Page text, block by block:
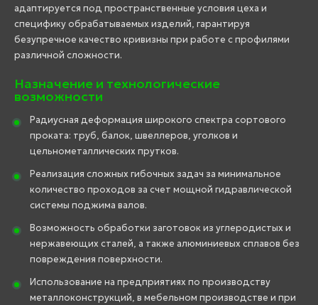
адаптируется под пространственные условия цеха и
специфику обрабатываемых изделий, гарантируя
безупречное качество кривизны при работе с профилями
различной сложности.
Назначение и технологические
возможности
Радиусная деформация широкого спектра сортового
проката: труб, балок, швеллеров, уголков и
цельнометаллических прутков.
Реализация сложных гибочных задач за минимальное
количество проходов за счет мощной гидравлической
системы поджима валов.
Возможность обработки заготовок из углеродистых и
нержавеющих сталей, а также алюминиевых сплавов без
повреждения поверхности.
Использование на предприятиях по производству
металлоконструкций, в мебельном производстве и при